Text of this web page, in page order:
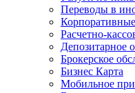
Переводы в
Расчетно-
Депозитарное
Брокерское
Бизнес Карта
Мобильное